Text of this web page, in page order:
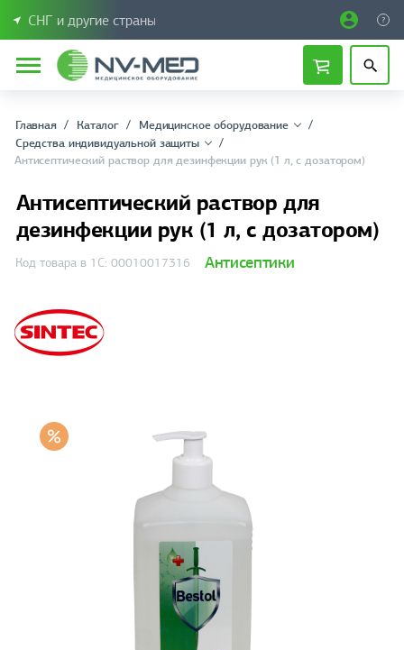
СНГ и другие страны
Главная Каталог
Медицинское оборудование
Средства индивидуальной защиты
Антисептический раствор для дезинфекции рук (1 л, с дозатором)
Антисептический раствор для
дезинфекции рук (1 л, с дозатором)
Код товара в 1С: 00010017316 Антисептики